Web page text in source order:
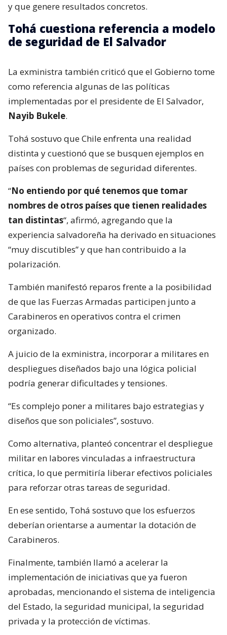
y que genere resultados concretos.
Tohá cuestiona referencia a modelo
de seguridad de El Salvador
La exministra también criticó que el Gobierno tome
como referencia algunas de las políticas
implementadas por el presidente de El Salvador,
Nayib Bukele.
Tohá sostuvo que Chile enfrenta una realidad
distinta y cuestionó que se busquen ejemplos en
países con problemas de seguridad diferentes.
“No entiendo por qué tenemos que tomar
nombres de otros países que tienen realidades
tan distintas“, afirmó, agregando que la
experiencia salvadoreña ha derivado en situaciones
“muy discutibles” y que han contribuido a la
polarización.
También manifestó reparos frente a la posibilidad
de que las Fuerzas Armadas participen junto a
Carabineros en operativos contra el crimen
organizado.
A juicio de la exministra, incorporar a militares en
despliegues diseñados bajo una lógica policial
podría generar dificultades y tensiones.
“Es complejo poner a militares bajo estrategias y
diseños que son policiales”, sostuvo.
Como alternativa, planteó concentrar el despliegue
militar en labores vinculadas a infraestructura
crítica, lo que permitiría liberar efectivos policiales
para reforzar otras tareas de seguridad.
En ese sentido, Tohá sostuvo que los esfuerzos
deberían orientarse a aumentar la dotación de
Carabineros.
Finalmente, también llamó a acelerar la
implementación de iniciativas que ya fueron
aprobadas, mencionando el sistema de inteligencia
del Estado, la seguridad municipal, la seguridad
privada y la protección de víctimas.